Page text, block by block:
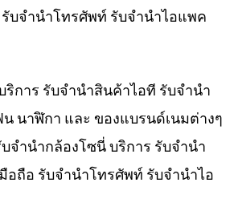
บจำนำโทรศัพท์ รับจำนำไอแพค
การ รับจำนำสินค้าไอที รับจำนำ
นาฬิกา และ ของแบรนด์เนมต่างๆ
จำนำกล้องโซนี่ บริการ รับจำนำ
อถือ รับจำนำโทรศัพท์ รับจำนำไอ